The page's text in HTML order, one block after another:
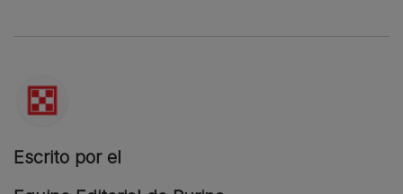
Escrito por el